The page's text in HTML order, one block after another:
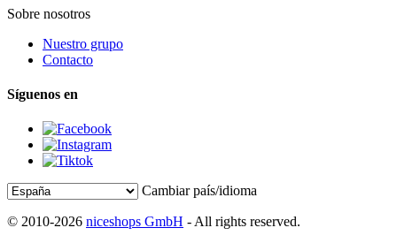
Sobre nosotros
Nuestro grupo
Contacto
Síguenos en
Cambiar país/idioma
© 2010-2026 niceshops GmbH - All rights reserved.